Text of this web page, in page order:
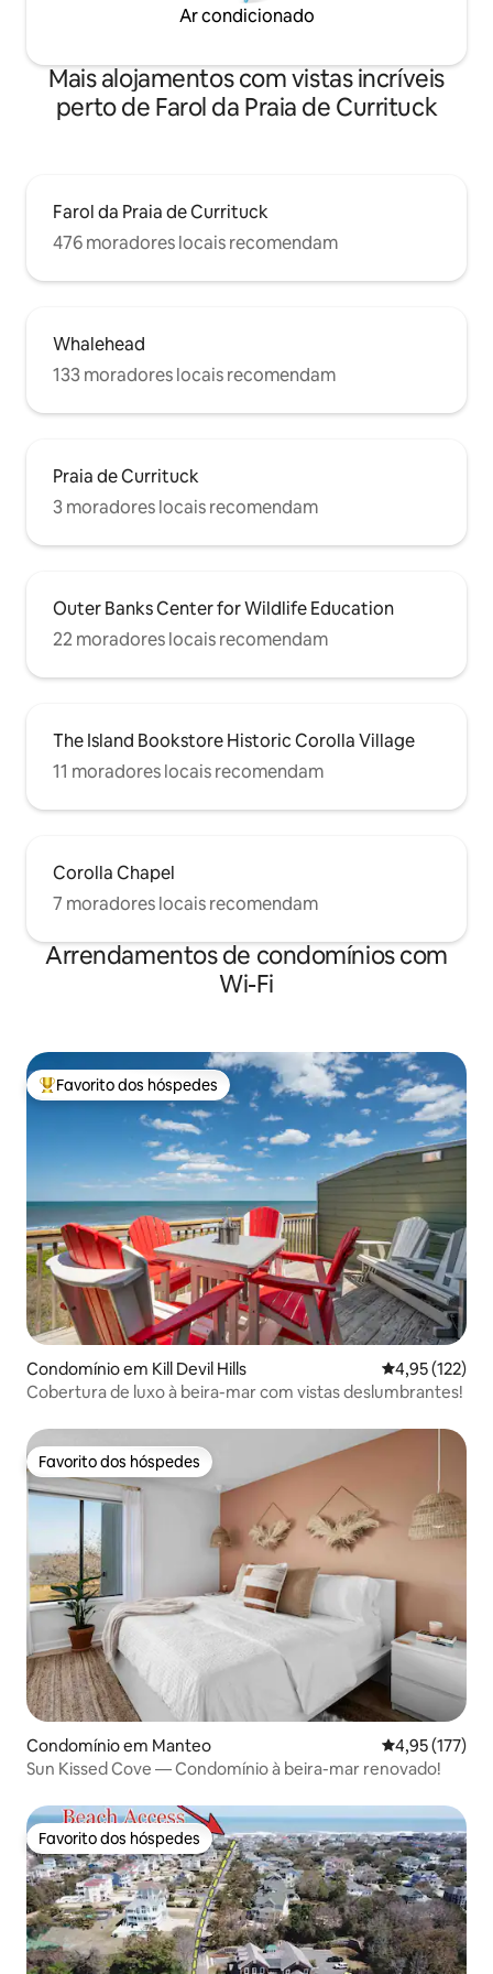
Ar condicionado
Mais alojamentos com vistas incríveis
perto de Farol da Praia de Currituck
Farol da Praia de Currituck
476 moradores locais recomendam
Whalehead
133 moradores locais recomendam
Praia de Currituck
3 moradores locais recomendam
Outer Banks Center for Wildlife Education
22 moradores locais recomendam
The Island Bookstore Historic Corolla Village
11 moradores locais recomendam
Corolla Chapel
7 moradores locais recomendam
Arrendamentos de condomínios com
Wi-Fi
Favoritos dos hóspedes mais apreciados
Favorito dos hóspedes
Condomínio em Kill Devil Hills Classificação
4,95 (122)
Cobertura de luxo à beira-mar com vistas deslumbrantes!
Favorito dos hóspedes
Favorito dos hóspedes
Condomínio em Manteo Classificação
4,95 (177)
Sun Kissed Cove — Condomínio à beira-mar renovado!
Favorito dos hóspedes
Favorito dos hóspedes